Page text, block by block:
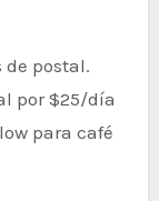
postal.
por $25/día
para café